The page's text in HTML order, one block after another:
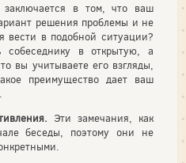
заключается в том, что ваш
решения проблемы и не
вести в подобной ситуации?
собеседнику в открытую, а
вы учитываете его взгляды,
преимущест­во дает ваш
Эти замечания, как
беседы, поэтому они не